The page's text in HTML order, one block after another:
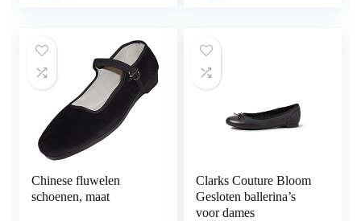
Chinese fluwelen
schoenen, maat
Clarks Couture Bloom
Gesloten ballerina’s
voor dames